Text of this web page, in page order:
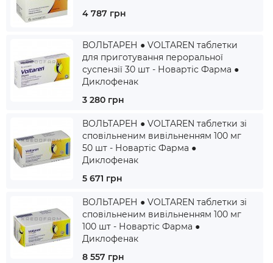
4 787 грн
ВОЛЬТАРЕН ● VOLTAREN таблетки
для приготування пероральної
суспензії 30 шт - Новартіс Фарма ●
Диклофенак
3 280 грн
ВОЛЬТАРЕН ● VOLTAREN таблетки зі
сповільненим вивільненням 100 мг
50 шт - Новартіс Фарма ●
Диклофенак
5 671 грн
ВОЛЬТАРЕН ● VOLTAREN таблетки зі
сповільненим вивільненням 100 мг
100 шт - Новартіс Фарма ●
Диклофенак
8 557 грн